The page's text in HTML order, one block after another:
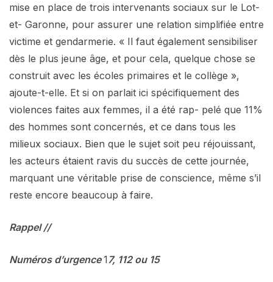
mise en place de trois intervenants sociaux sur le Lot-
et- Garonne, pour assurer une relation simplifiée entre
victime et gendarmerie. « Il faut également sensibiliser
dès le plus jeune âge, et pour cela, quelque chose se
construit avec les écoles primaires et le collège »,
ajoute-t-elle. Et si on parlait ici spécifiquement des
violences faites aux femmes, il a été rap- pelé que 11%
des hommes sont concernés, et ce dans tous les
milieux sociaux. Bien que le sujet soit peu réjouissant,
les acteurs étaient ravis du succès de cette journée,
marquant une véritable prise de conscience, même s’il
reste encore beaucoup à faire.
Rappel //
Numéros d’urgence 17, 112 ou 15